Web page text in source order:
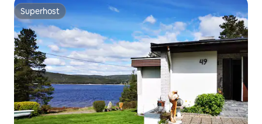
Superhost
Superhost